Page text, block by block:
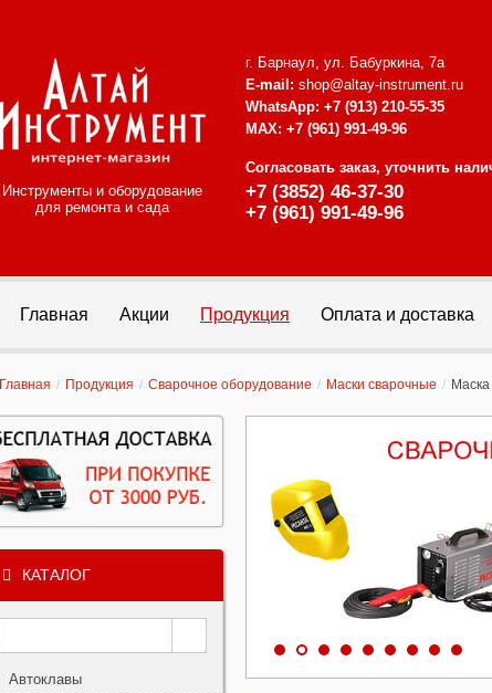
Инструменты и оборудование
для ремонта и сада
г. Барнаул, ул. Бабуркина, 7а
E-mail: shop@altay-instrument.ru
WhatsApp: +7 (913) 210-55-35
MAX: +7 (961) 991-49-96
Согласовать заказ, уточнить
+7 (3852) 46-37-30
+7 (961) 991-49-96
Главная Акции Продукция Оплата и доставка
Главная / Продукция / Сварочное оборудование / Маски сварочные /
КАТАЛОГ
Автоклавы